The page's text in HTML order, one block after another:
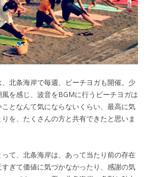
北条海岸で毎週、ビーチヨガも開催。少
を感じ、波音をBGMに行うビーチヨガは
となんて気にならないくらい、最高に気
を、たくさんの方と共有できたと思いま
て、北条海岸は、あって当たり前の存在
ぎて価値に気づかなかったり、感謝の気